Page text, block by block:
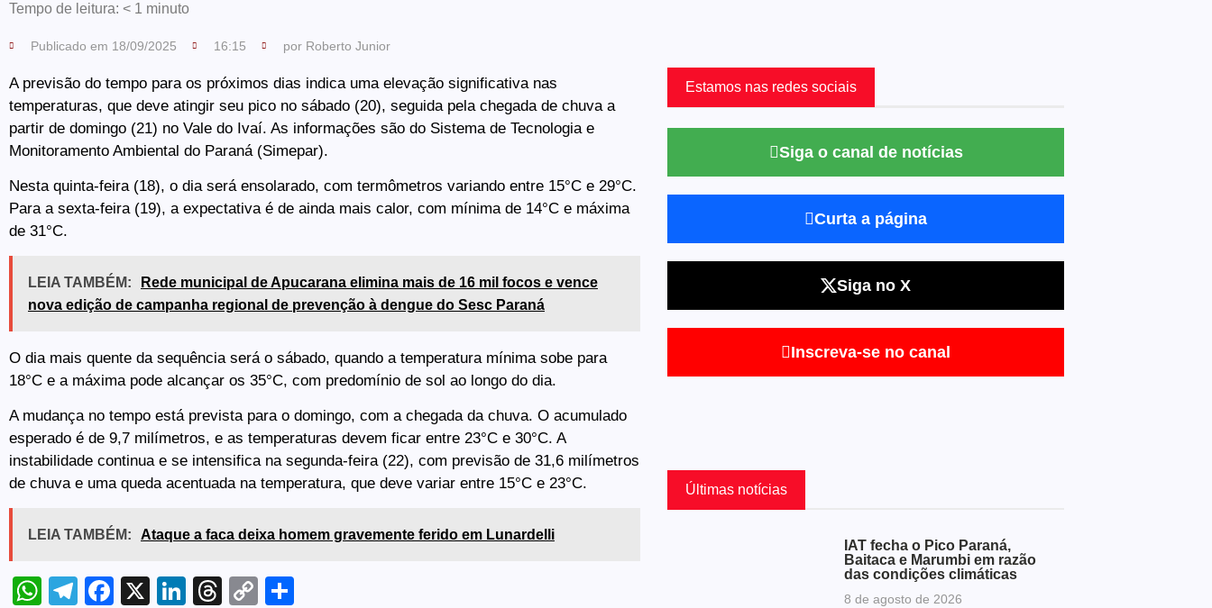
Tempo de leitura: < 1 minuto
Publicado em 18/09/2025 16:15 por Roberto Junior
A previsão do tempo para os próximos dias indica uma elevação significativa nas
temperaturas, que deve atingir seu pico no sábado (20), seguida pela chegada de chuva a
partir de domingo (21) no Vale do Ivaí. As informações são do Sistema de Tecnologia e
Monitoramento Ambiental do Paraná (Simepar).
Nesta quinta-feira (18), o dia será ensolarado, com termômetros variando entre 15°C e 29°C.
Para a sexta-feira (19), a expectativa é de ainda mais calor, com mínima de 14°C e máxima
de 31°C.
LEIA TAMBÉM:
Rede municipal de Apucarana elimina mais de 16 mil focos e vence
nova edição de campanha regional de prevenção à dengue do Sesc Paraná
O dia mais quente da sequência será o sábado, quando a temperatura mínima sobe para
18°C e a máxima pode alcançar os 35°C, com predomínio de sol ao longo do dia.
A mudança no tempo está prevista para o domingo, com a chegada da chuva. O acumulado
esperado é de 9,7 milímetros, e as temperaturas devem ficar entre 23°C e 30°C. A
instabilidade continua e se intensifica na segunda-feira (22), com previsão de 31,6 milímetros
de chuva e uma queda acentuada na temperatura, que deve variar entre 15°C e 23°C.
LEIA TAMBÉM: Ataque a faca deixa homem gravemente ferido em Lunardelli
WhatsApp
Telegram
Facebook
X LinkedIn
Threads
Copy
Estamos nas redes sociais
Siga o canal de notícias
Curta a página
Siga no X
Inscreva-se no canal
Últimas notícias
IAT fecha o Pico Paraná,
Baitaca e Marumbi em razão
das condições climáticas
8 de agosto de 2026